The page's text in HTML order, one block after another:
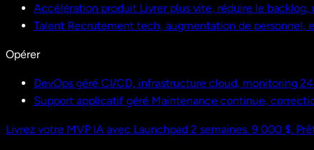
Accélération produit Livrer plus vite, réduire le
Talent Recrutement tech, augmentation de personnel,
Opérer
DevOps géré CI/CD, infrastructure cloud, monitoring
Support applicatif géré Maintenance continue,
Livrez votre MVP IA avec Launchpad 2 semaines. 9 000 $.